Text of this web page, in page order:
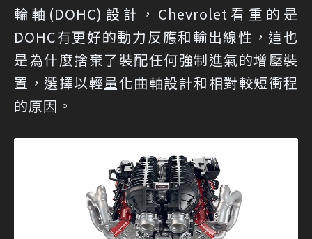
輪軸(DOHC)設計，Chevrolet看重的是
DOHC有更好的動力反應和輸出線性，這也
是為什麼捨棄了裝配任何強制進氣的增壓裝
置，選擇以輕量化曲軸設計和相對較短衝程
的原因。